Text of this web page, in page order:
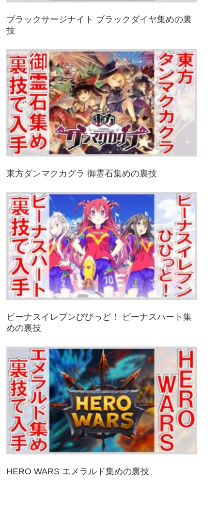
ブラックサージナイト ブラックダイヤ集めの裏
技
東方ダンマクカグラ 御霊石集めの裏技
ビーナスイレブンびびっど！ ビーナスハート集
めの裏技
HERO WARS エメラルド集めの裏技